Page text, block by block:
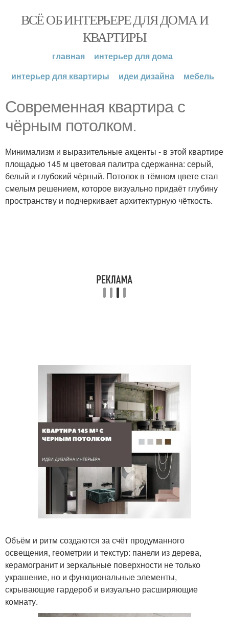
ВСЁ ОБ ИНТЕРЬЕРЕ ДЛЯ ДОМА И
КВАРТИРЫ
главная
интерьер для дома
интерьер для квартиры
идеи дизайна мебель
Современная квартира с
чёрным потолком.
Минимализм и выразительные акценты - в этой квартире
площадью 145 м цветовая палитра сдержанна: серый,
белый и глубокий чёрный. Потолок в тёмном цвете стал
смелым решением, которое визуально придаёт глубину
пространству и подчеркивает архитектурную чёткость.
Объём и ритм создаются за счёт продуманного
освещения, геометрии и текстур: панели из дерева,
керамогранит и зеркальные поверхности не только
украшение, но и функциональные элементы,
скрывающие гардероб и визуально расширяющие
комнату.